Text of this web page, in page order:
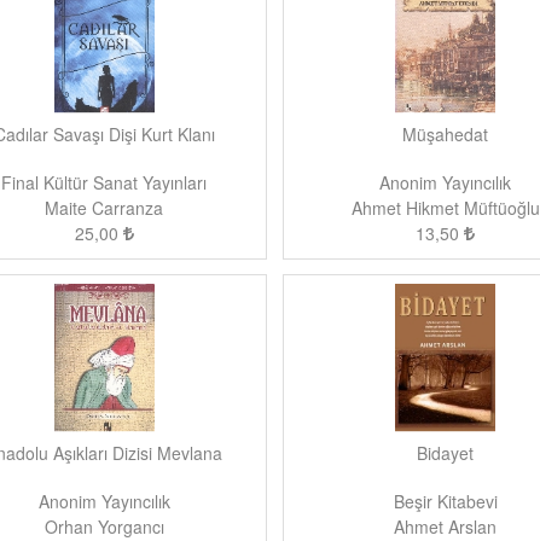
Savaşı Dişi Kurt Klanı
Final Kültür Sanat Yayınları
Maite Carranza
25,00
Müşahedat
Anonim Yayıncılık
Ahmet Hikmet Müftüoğlu
13,50
Aşıkları Dizisi Mevlana
Anonim Yayıncılık
Orhan Yorgancı
Bidayet
Beşir Kitabevi
Ahmet Arslan